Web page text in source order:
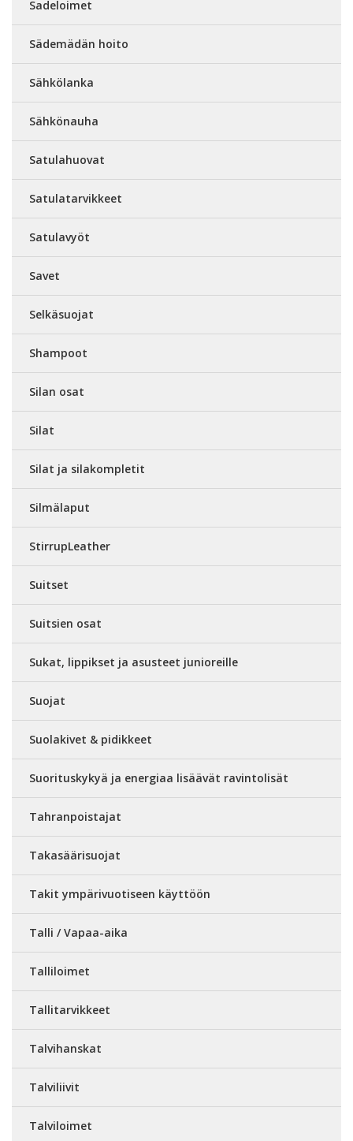
Sadeloimet
Sädemädän hoito
Sähkölanka
Sähkönauha
Satulahuovat
Satulatarvikkeet
Satulavyöt
Savet
Selkäsuojat
Shampoot
Silan osat
Silat
Silat ja silakompletit
Silmälaput
StirrupLeather
Suitset
Suitsien osat
Sukat, lippikset ja asusteet junioreille
Suojat
Suolakivet & pidikkeet
Suorituskykyä ja energiaa lisäävät ravintolisät
Tahranpoistajat
Takasäärisuojat
Takit ympärivuotiseen käyttöön
Talli / Vapaa-aika
Talliloimet
Tallitarvikkeet
Talvihanskat
Talviliivit
Talviloimet